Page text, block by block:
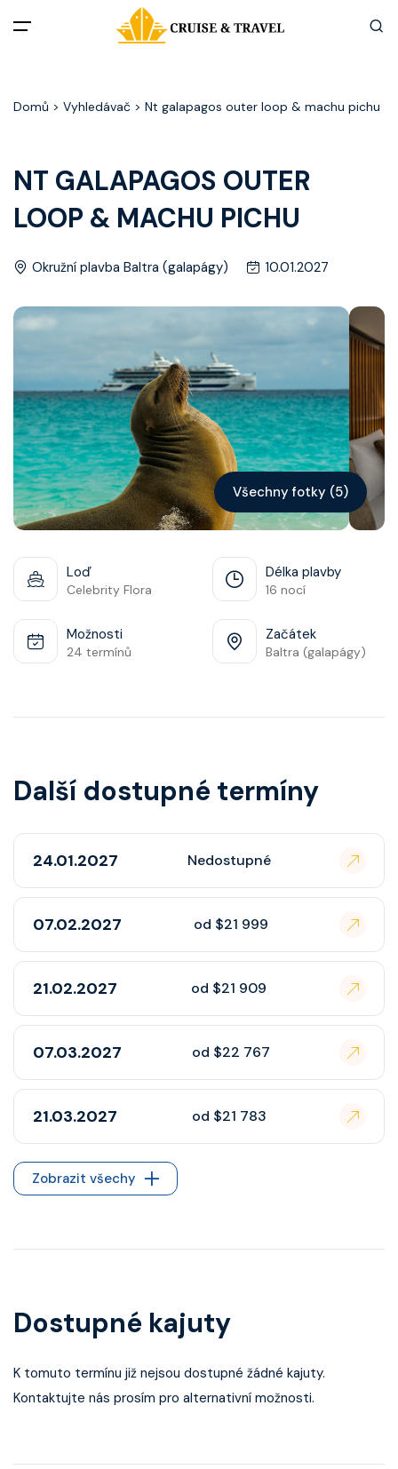
Akční nabídky
Destinace
Zážitky z plaveb
Užitečné informace
Často kladené otázky
Kontakt
Vyhledat plavbu
Domů > Vyhledávač > Nt galapagos outer loop & machu pichu
NT GALAPAGOS OUTER
LOOP & MACHU PICHU
Okružní plavba Baltra (galapágy) 10.01.2027
Všechny fotky (5)
Loď
Celebrity Flora
Délka plavby
16 nocí
Možnosti
24 termínů
Začátek
Baltra (galapágy)
Další dostupné termíny
24.01.2027 Nedostupné
07.02.2027 od $21 999
21.02.2027 od $21 909
07.03.2027 od $22 767
21.03.2027 od $21 783
Zobrazit všechy
Dostupné kajuty
K tomuto termínu již nejsou dostupné žádné kajuty.
Kontaktujte nás prosím pro alternativní možnosti.